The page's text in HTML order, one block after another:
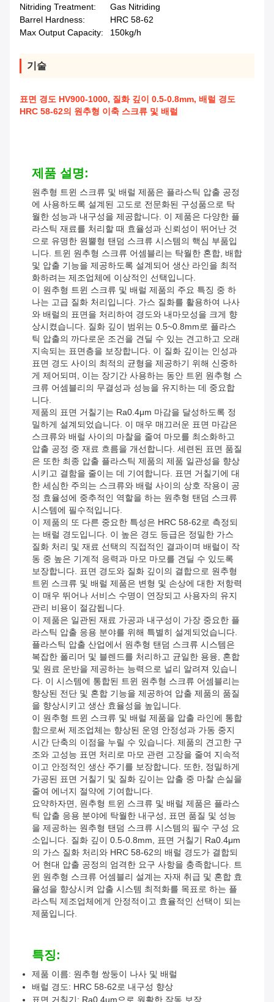
Nitriding Treatment:
Gas Nitriding
Barrel Hardness:
HRC 58-62
Max Output Capacity:
150kg/h
기술
표면 경도 HV900-1000, 질화 깊이 0.5-0.8mm, 배럴 경도
HRC 58-62의 원추형 이축 스크류 및 배럴
제품 설명:
원추형 트윈 스크류 및 배럴 제품은 플라스틱 압출 공정
에 사용하도록 설계된 고도로 전문화된 구성품으로 탁
월한 성능과 내구성을 제공합니다. 이 제품은 다양한 플
라스틱 재료를 처리할 때 효율성과 신뢰성이 뛰어난 것
으로 유명한 원뿔형 탠덤 스크류 시스템의 핵심 부품입
니다. 트윈 원추형 스크류 어셈블리는 탁월한 혼합, 배합
및 압출 기능을 제공하도록 설계되어 생산 라인을 최적
화하려는 제조업체에 이상적인 선택입니다.
이 원추형 트윈 스크류 및 배럴 제품의 주요 특징 중 하
나는 고급 질화 처리입니다. 가스 질화를 활용하여 나사
와 배럴의 표면을 처리하여 경도와 내마모성을 크게 향
상시켰습니다. 질화 깊이 범위는 0.5~0.8mm로 플라스
틱 압출의 까다로운 조건을 견딜 수 있는 견고하고 오래
지속되는 표면층을 보장합니다. 이 질화 깊이는 인성과
표면 경도 사이의 최적의 균형을 제공하기 위해 신중하
게 제어되며, 이는 장기간 사용하는 동안 트윈 원추형 스
크류 어셈블리의 무결성과 성능을 유지하는 데 중요합
니다.
제품의 표면 거칠기는 Ra0.4μm 마감을 달성하도록 정
밀하게 설계되었습니다. 이 매우 매끄러운 표면 마감은
스크류와 배럴 사이의 마찰을 줄여 마모를 최소화하고
압출 공정 중 재료 흐름을 개선합니다. 세련된 표면 품질
은 또한 최종 압출 플라스틱 제품의 제품 일관성을 향상
시키고 결함을 줄이는 데 기여합니다. 표면 거칠기에 대
한 세심한 주의는 스크류와 배럴 사이의 상호 작용이 공
정 효율성에 중추적인 역할을 하는 원추형 탠덤 스크류
시스템에 필수적입니다.
이 제품의 또 다른 중요한 특성은 HRC 58-62로 측정되
는 배럴 경도입니다. 이 높은 경도 등급은 정밀한 가스
질화 처리 및 재료 선택의 직접적인 결과이며 배럴이 작
동 중 높은 기계적 응력과 마모 마모를 견딜 수 있도록
보장합니다. 표면 경도와 질화 깊이의 결합으로 원추형
트윈 스크류 및 배럴 제품은 변형 및 손상에 대한 저항력
이 매우 뛰어나 서비스 수명이 연장되고 사용자의 유지
관리 비용이 절감됩니다.
이 제품은 일관된 재료 가공과 내구성이 가장 중요한 플
라스틱 압출 응용 분야를 위해 특별히 설계되었습니다.
플라스틱 압출 산업에서 원추형 탠덤 스크류 시스템은
복잡한 폴리머 및 블렌드를 처리하고 균일한 용융, 혼합
및 원료 운반을 제공하는 능력으로 널리 알려져 있습니
다. 이 시스템에 통합된 트윈 원추형 스크류 어셈블리는
향상된 전단 및 혼합 기능을 제공하여 압출 제품의 품질
을 향상시키고 생산 효율성을 높입니다.
이 원추형 트윈 스크류 및 배럴 제품을 압출 라인에 통합
함으로써 제조업체는 향상된 운영 안정성과 가동 중지
시간 단축의 이점을 누릴 수 있습니다. 제품의 견고한 구
조와 고성능 표면 처리로 마모 관련 고장을 줄여 지속적
이고 안정적인 생산 주기를 보장합니다. 또한, 정밀하게
가공된 표면 거칠기 및 질화 깊이는 압출 중 마찰 손실을
줄여 에너지 절약에 기여합니다.
요약하자면, 원추형 트윈 스크류 및 배럴 제품은 플라스
틱 압출 응용 분야에 탁월한 내구성, 표면 품질 및 성능
을 제공하는 원추형 탠덤 스크류 시스템의 필수 구성 요
소입니다. 질화 깊이 0.5-0.8mm, 표면 거칠기 Ra0.4μm
의 가스 질화 처리와 HRC 58-62의 배럴 경도가 결합되
어 현대 압출 공정의 엄격한 요구 사항을 충족합니다. 트
윈 원추형 스크류 어셈블리 설계는 자재 취급 및 혼합 효
율성을 향상시켜 압출 시스템 최적화를 목표로 하는 플
라스틱 제조업체에게 안정적이고 효율적인 선택이 되는
제품입니다.
특징:
제품 이름: 원추형 쌍둥이 나사 및 배럴
배럴 경도: HRC 58-62로 내구성 향상
표면 거칠기: Ra0.4um으로 원활한 작동 보장